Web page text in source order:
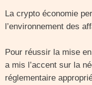
La crypto économie
l’environnement des
Pour réussir la mise
a mis l’accent sur la
réglementaire